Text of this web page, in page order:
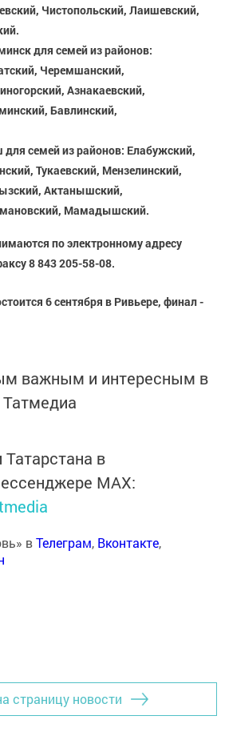
Чистопольский, Лаишевский,
для семей из районов:
Черемшанский,
Азнакаевский,
Бавлинский,
семей из районов: Елабужский,
Тукаевский, Мензелинский,
Актанышский,
Мамадышский.
по электронному адресу
8 843 205-58-08.
6 сентября в Ривьере, финал -
важным и интересным в
Татмедиа
Татарстана в
MАХ:
вТелеграм, Вконтакте,
страницу новости